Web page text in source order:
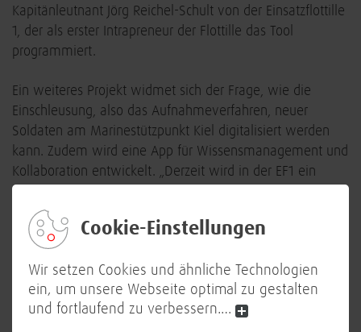
Cookie-Einstellungen
Wir setzen Cookies und ähnliche Technologien
ein, um unsere Webseite optimal zu gestalten
und fortlaufend zu verbessern.…
Kapitänleutnant Jörg Reichel-Schult von der Einsatzflottille
1, der als erster Intrapreneur der Flottille das Tool
programmiert.
Ein weiteres Projekt widmet sich der Frage, wie die
Einschleusung, also das Aufnahmeverfahren, neuer
Soldaten am Marinestützpunkt Kiel digitalisiert werden
kann. Zudem wird eine App für Wissensmanagement und
Kollaboration entwickelt. „Derzeit wird in der EF1 ein
Click-Dummy der App getestet“, berichtet Jan Krahn aus
dem Team Intrapreneurship im CIHBw.
Die „Innovation Challenge EF 1“ ist das erste groß
angelegte Intrapreneurship-Programm in der
Bundeswehr. Ziel ist es, Soldatinnen und Soldaten aktiv
bei der Weiterentwicklung ihrer Ideen zu unterstützen.